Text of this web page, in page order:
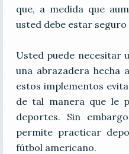
que, a medida que
usted debe estar
Usted puede necesitar
una abrazadera hecha
estos implementos
de tal manera que le
deportes. Sin
permite practicar
fútbol americano.